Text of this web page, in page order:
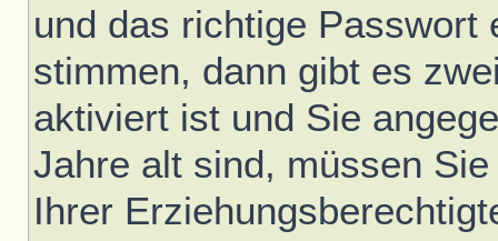
und das richtige Passwort
stimmen, dann gibt es
aktiviert ist und Sie
Jahre alt sind, müssen
Ihrer